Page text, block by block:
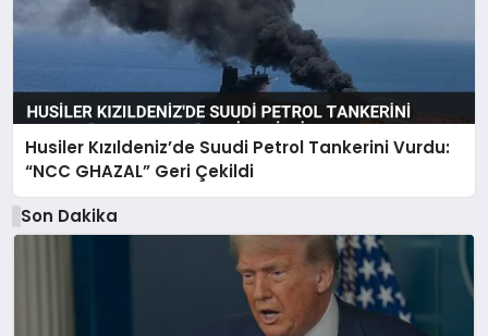
Husiler Kızıldeniz’de Suudi Petrol Tankerini Vurdu:
“NCC GHAZAL” Geri Çekildi
Son Dakika